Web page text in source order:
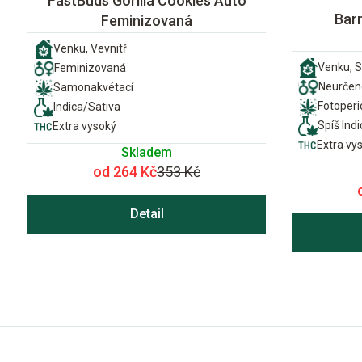
Feminizovaná
Venku, Vevnitř
Feminizovaná
Samonakvétací
Indica/Sativa
Extra vysoký
Skladem
od 264 Kč353 Kč
Detail
Venku,
Spíš
Extra